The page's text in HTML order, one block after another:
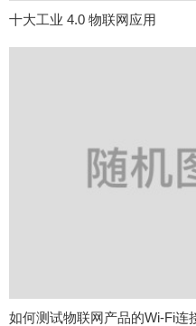
十大工业 4.0 物联网应用
如何测试物联网产品的Wi-Fi连